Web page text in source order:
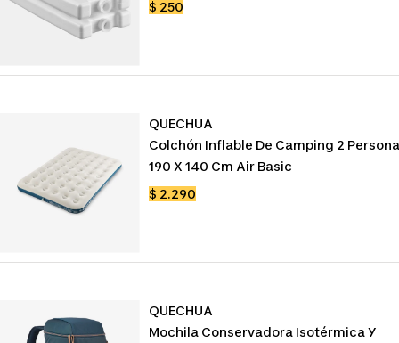
Precio
$ 250
QUECHUA
Colchón Inflable De Camping 2
190 X 140 Cm Air Basic
Precio
$ 2.290
QUECHUA
Mochila Conservadora Isotérmica Y